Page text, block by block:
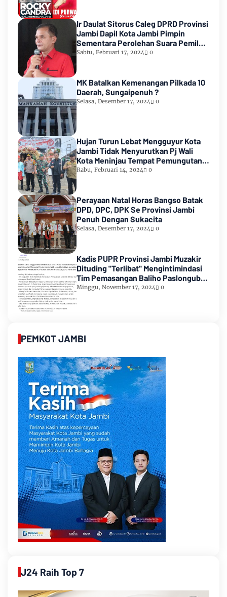
Ir Daulat Sitorus Caleg DPRD Provinsi
Jambi Dapil Kota Jambi Pimpin
Sementara Perolehan Suara Pemilu
2024
Sabtu, Februari 17, 2024 0
MK Batalkan Kemenangan Pilkada 10
Daerah, Sungaipenuh ?
Selasa, Desember 17, 2024 0
Hujan Turun Lebat Mengguyur Kota
Jambi Tidak Menyurutkan Pj Wali
Kota Meninjau Tempat Pemungutan
Suara Pemilu 2024
Rabu, Februari 14, 2024 0
Perayaan Natal Horas Bangso Batak
DPD, DPC, DPK Se Provinsi Jambi
Penuh Dengan Sukacita
Selasa, Desember 17, 2024 0
Kadis PUPR Provinsi Jambi Muzakir
Dituding "Terlibat" Mengintimindasi
Tim Pemasangan Baliho Paslongub
Romi-Sudirman
Minggu, November 17, 2024 0
PEMKOT JAMBI
J24 Raih Top 7